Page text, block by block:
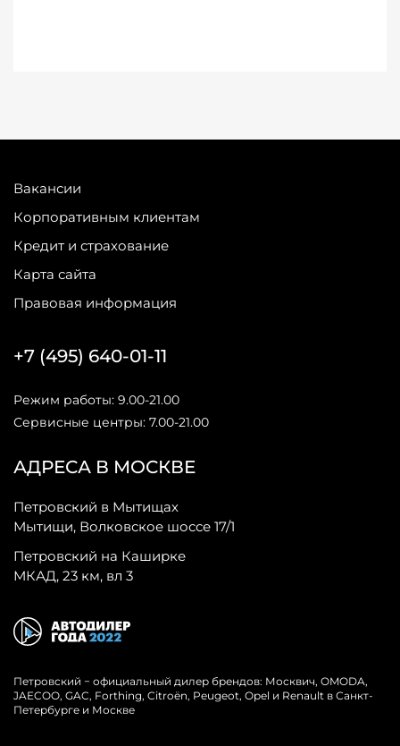
Вакансии
Корпоративным клиентам
Кредит и страхование
Карта сайта
Правовая информация
АДРЕСА В МОСКВЕ
Петровский в Мытищах
Мытищи, Волковское шоссе 17/1
Петровский на Каширке
МКАД, 23 км, вл 3
+7 (495) 640-01-11
Режим работы: 9.00-21.00
Сервисные центры: 7.00-21.00
Петровский − официальный дилер брендов: Москвич, OMODA,
JAECOO, GAC, Forthing, Citroёn, Peugeot, Opel и Renault в Санкт-
Петербурге и Москве